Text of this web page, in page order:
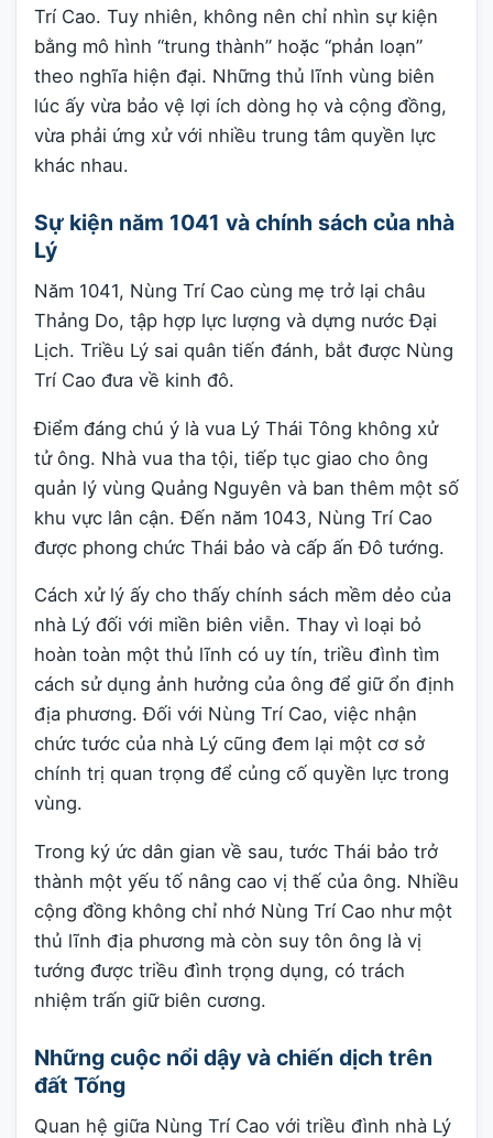
Trí Cao. Tuy nhiên, không nên chỉ nhìn sự kiện
bằng mô hình “trung thành” hoặc “phản loạn”
theo nghĩa hiện đại. Những thủ lĩnh vùng biên
lúc ấy vừa bảo vệ lợi ích dòng họ và cộng đồng,
vừa phải ứng xử với nhiều trung tâm quyền lực
khác nhau.
Sự kiện năm 1041 và chính sách của nhà
Lý
Năm 1041, Nùng Trí Cao cùng mẹ trở lại châu
Thảng Do, tập hợp lực lượng và dựng nước Đại
Lịch. Triều Lý sai quân tiến đánh, bắt được Nùng
Trí Cao đưa về kinh đô.
Điểm đáng chú ý là vua Lý Thái Tông không xử
tử ông. Nhà vua tha tội, tiếp tục giao cho ông
quản lý vùng Quảng Nguyên và ban thêm một số
khu vực lân cận. Đến năm 1043, Nùng Trí Cao
được phong chức Thái bảo và cấp ấn Đô tướng.
Cách xử lý ấy cho thấy chính sách mềm dẻo của
nhà Lý đối với miền biên viễn. Thay vì loại bỏ
hoàn toàn một thủ lĩnh có uy tín, triều đình tìm
cách sử dụng ảnh hưởng của ông để giữ ổn định
địa phương. Đối với Nùng Trí Cao, việc nhận
chức tước của nhà Lý cũng đem lại một cơ sở
chính trị quan trọng để củng cố quyền lực trong
vùng.
Trong ký ức dân gian về sau, tước Thái bảo trở
thành một yếu tố nâng cao vị thế của ông. Nhiều
cộng đồng không chỉ nhớ Nùng Trí Cao như một
thủ lĩnh địa phương mà còn suy tôn ông là vị
tướng được triều đình trọng dụng, có trách
nhiệm trấn giữ biên cương.
Những cuộc nổi dậy và chiến dịch trên
đất Tống
Quan hệ giữa Nùng Trí Cao với triều đình nhà Lý